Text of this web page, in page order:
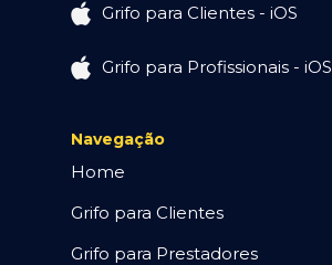
Grifo para Clientes - iOS
Grifo para Profissionais - iOS
Navegação
Home
Grifo para Clientes
Grifo para Prestadores